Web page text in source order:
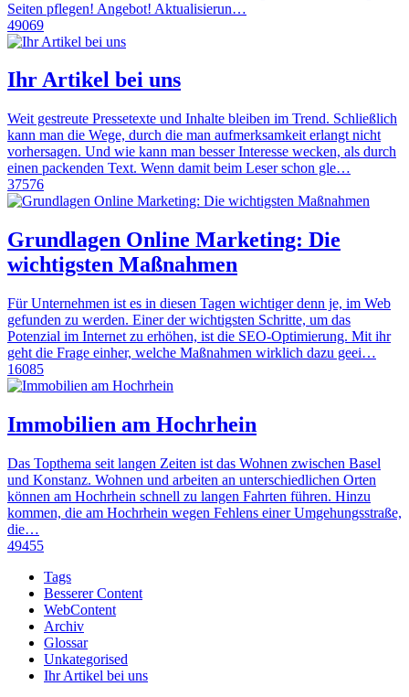
Seiten pflegen! Angebot! Aktualisierun…
49069
Ihr Artikel bei uns
Weit gestreute Pressetexte und Inhalte bleiben im Trend. Schließlich
kann man die Wege, durch die man aufmerksamkeit erlangt nicht
vorhersagen. Und wie kann man besser Interesse wecken, als durch
einen packenden Text. Wenn damit beim Leser schon gle…
37576
Grundlagen Online Marketing: Die
wichtigsten Maßnahmen
Für Unternehmen ist es in diesen Tagen wichtiger denn je, im Web
gefunden zu werden. Einer der wichtigsten Schritte, um das
Potenzial im Internet zu erhöhen, ist die SEO-Optimierung. Mit ihr
geht die Frage einher, welche Maßnahmen wirklich dazu geei…
16085
Immobilien am Hochrhein
Das Topthema seit langen Zeiten ist das Wohnen zwischen Basel
und Konstanz. Wohnen und arbeiten an unterschiedlichen Orten
können am Hochrhein schnell zu langen Fahrten führen. Hinzu
kommen, die am Hochrhein wegen Fehlens einer Umgehungsstraße,
die…
49455
Tags
Besserer Content
WebContent
Archiv
Glossar
Unkategorised
Ihr Artikel bei uns